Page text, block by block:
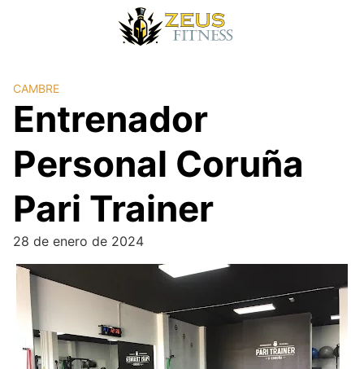
CAMBRE
Entrenador
Personal Coruña
Pari Trainer
28 de enero de 2024